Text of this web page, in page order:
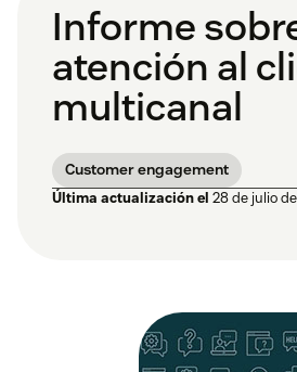
Informe
atención al
multicanal
Customer engagement
Última actualización el 28 de julio